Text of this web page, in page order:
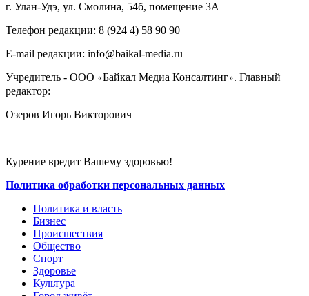
г. Улан-Удэ, ул. Смолина, 54б, помещение 3А
Телефон редакции: ‎‎8 (924 4) 58 90 90
E-mail редакции: info@baikal-media.ru
Учредитель - ООО «Байкал Медиа Консалтинг». Главный
редактор:
Озеров Игорь Викторович
Курение вредит Вашему здоровью!
Политика обработки персональных данных
Политика и власть
Бизнес
Происшествия
Общество
Cпорт
Здоровье
Культура